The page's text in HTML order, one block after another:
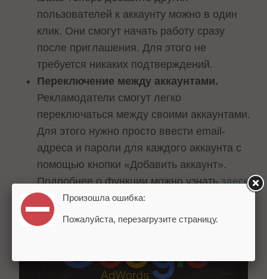
пользователей к аккаунту можно в один
клик. Они смогут начать работу сразу
после приглашения. Для этого не
требуется никаких подтверждений.
Переключение между аккаунтами.
Рекламодатели смогут легко
переключаться между своими аккаунтами.
Для этого нужно просто ввести email-
адреса и пароли для каждого аккаунта с
помощью кнопки «Добавить аккаунт».
Подробнее о функции можно узнатьздесь.
Произошла ошибка:
Пожалуйста, перезагрузите страницу.